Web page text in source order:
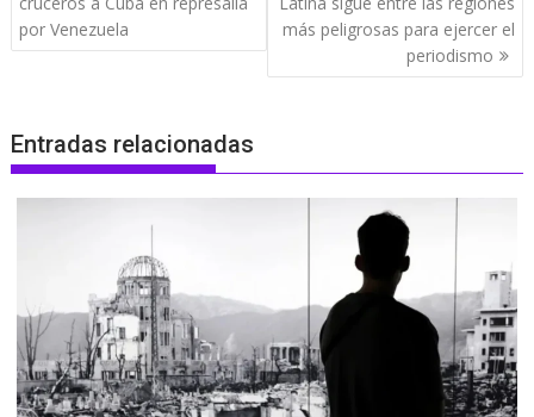
entradas
por Venezuela
más peligrosas para ejercer el
periodismo
Entradas relacionadas